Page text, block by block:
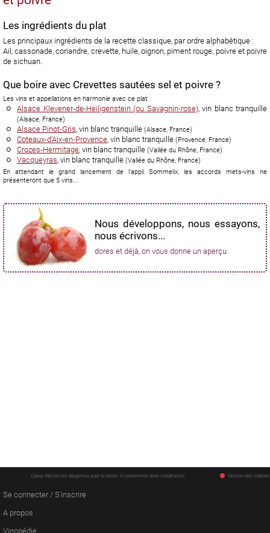
Les ingrédients du plat
Les principaux ingrédients de la recette classique, par ordre alphabétique :
Ail, cassonade, coriandre, crevette, huile, oignon, piment rouge, poivre et poivre
de sichuan.
Que boire avec Crevettes sautées sel et poivre ?
Les vins et appellations en harmonie avec ce plat
Alsace Klevener-de-Heiligenstein (ou Savagnin-rose), vin blanc tranquille
(Alsace, France)
Alsace Pinot-Gris, vin blanc tranquille (Alsace, France)
Coteaux-d'Aix-en-Provence, vin blanc tranquille (Provence, France)
Crozes-Hermitage, vin blanc tranquille (Vallée du Rhône, France)
Vacqueyras, vin blanc tranquille (Vallée du Rhône, France)
En attendant le grand lancement de l'appli Sommelix, les accords mets-vins ne
présenteront que 5 vins...
Nous développons, nous essayons,
nous écrivons...
dores et déjà, on vous donne un aperçu.
Gestion des cookies
L'abus d'alcool est dangereux pour la santé. À consommer avec modération.
Se connecter / S'inscrire
A propos
Vinopédie